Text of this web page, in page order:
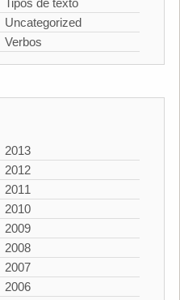
Tipos de texto
Uncategorized
Verbos
2013
2012
2011
2010
2009
2008
2007
2006